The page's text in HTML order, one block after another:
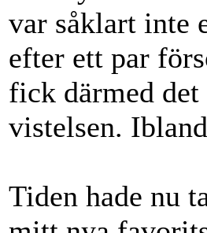
var såklart inte
efter ett par
fick därmed det
vistelsen.
Tiden hade nu